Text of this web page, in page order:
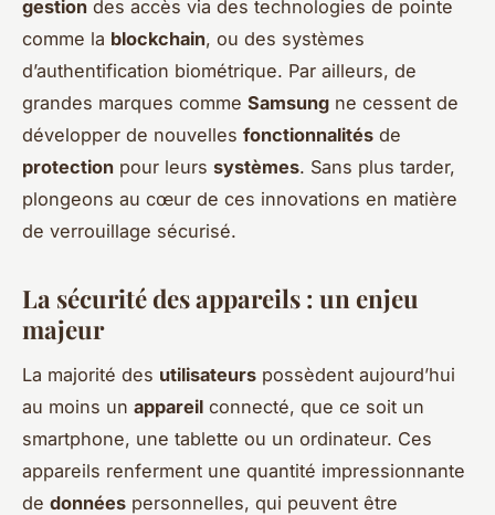
gestion des accès via des technologies de pointe
comme la blockchain, ou des systèmes
d’authentification biométrique. Par ailleurs, de
grandes marques comme Samsung ne cessent de
développer de nouvelles fonctionnalités de
protection pour leurs systèmes. Sans plus tarder,
plongeons au cœur de ces innovations en matière
de verrouillage sécurisé.
La sécurité des appareils : un enjeu
majeur
La majorité des utilisateurs possèdent aujourd’hui
au moins un appareil connecté, que ce soit un
smartphone, une tablette ou un ordinateur. Ces
appareils renferment une quantité impressionnante
de données personnelles, qui peuvent être